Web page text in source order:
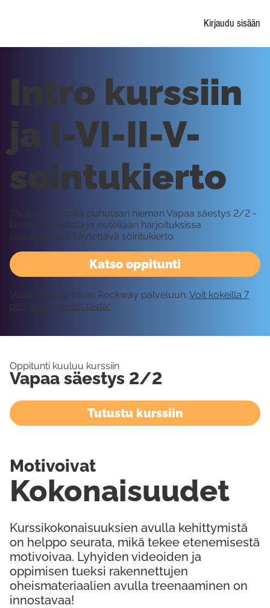
Kirjaudu sisään
Katso oppitunti
Intro kurssiin
ja I-VI-II-V-
sointukierto
Tällä oppitunnilla puhutaan hieman Vapaa säestys 2/2 -
kurssin sisällöstä ja esitellään harjoituksissa
pääasiallisesti käytettävä sointukierto.
Vaatii kirjautumisen Rockway palveluun. Voit kokeilla 7
päivää ilmaiseksi tästä!
Oppitunti kuuluu kurssiin
Vapaa säestys 2/2
Tutustu kurssiin
Kurssikokonaisuuksien avulla kehittymistä
on helppo seurata, mikä tekee etenemisestä
motivoivaa. Lyhyiden videoiden ja
oppimisen tueksi rakennettujen
oheismateriaalien avulla treenaaminen on
innostavaa!
Kokonaisuudet
Motivoivat